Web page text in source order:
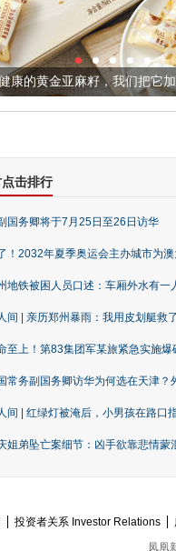
籽，我们把它加到了牛轧糖里
击排行
国务卿将于7月25日至26日访华
！2032年夏季奥运会主办城市为
地铁被困人员口述：车厢外水有一
间 | 亲历郑州暴雨：我用皮划艇救
至上！第83集团军某旅紧急实施爆
常务副国务卿访华为何选在天津？
间 | 红绿灯被淹后，小男孩在路口
姐弟坠亡案细节：凶手欲靠悲情蒙
投资者关系 Investor Relations
凤凰